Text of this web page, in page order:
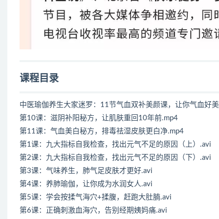
课程目录
中医瑜伽养生大家迷罗：11节气血双补美颜课，让你气血好
第10课：滋阴补阳秘方，让肌肤重回10年前.mp4
第11课：气血美白秘方，排毒祛湿皮肤更白净.mp4
第1课：九大指标自我检查，找出元气不足的原因（上）.avi
第2课：九大指标自我检查，找出元气不足的原因（下）.avi
第3课：气味养生，肺气足皮肤才更好.avi
第4课：养肺瑜伽，让你成为水润女人.avi
第5课：学会按揉气海穴+揉腹，赶跑大肚腩.avi
第6课：正确刺激血海穴，告别经期姨妈痛.avi